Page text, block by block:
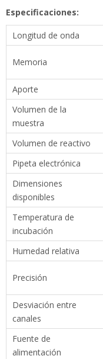
Longitud de onda
Memoria
Volumen de la muestra
Volumen de reactivo
Pipeta electrónica
Dimensiones
disponibles
Temperatura de
incubación
Humedad relativa
Precisión
Desviación entre
canales
Fuente de alimentación